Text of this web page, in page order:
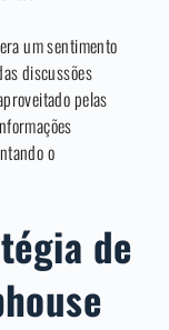
um sentimento
discussões
pelas
o
de